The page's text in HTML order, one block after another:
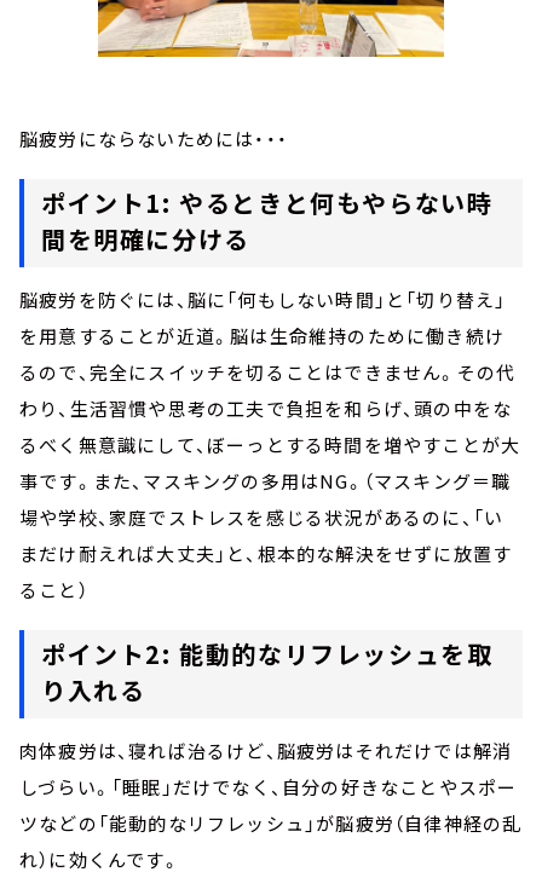
脳疲労にならないためには・・・
ポイント1: やるときと何もやらない時
間を明確に分ける
脳疲労を防ぐには、脳に「何もしない時間」と「切り替え」
を用意することが近道。脳は生命維持のために働き続け
るので、完全にスイッチを切ることはできません。その代
わり、生活習慣や思考の工夫で負担を和らげ、頭の中をな
るべく無意識にして、ぼーっとする時間を増やすことが大
事です。また、マスキングの多用はNG。（マスキング＝職
場や学校、家庭でストレスを感じる状況があるのに、「い
まだけ耐えれば大丈夫」と、根本的な解決をせずに放置す
ること）
ポイント2: 能動的なリフレッシュを取
り入れる
肉体疲労は、寝れば治るけど、脳疲労はそれだけでは解消
しづらい。「睡眠」だけでなく、自分の好きなことやスポー
ツなどの「能動的なリフレッシュ」が脳疲労（自律神経の乱
れ）に効くんです。